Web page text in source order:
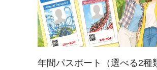
年間パスポート（選べる2種